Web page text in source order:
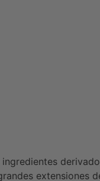
extensiones